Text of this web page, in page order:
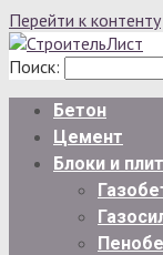
Перейти к контенту
Поиск:
Бетон
Цемент
Блоки и